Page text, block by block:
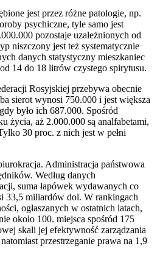
jest przez różne patologie, np.
psychiczne, tyle samo jest
pozostaje uzależnionych od
niszczony jest też systematycznie
danych statystyczny mieszkaniec
14 do 18 litrów czystego spirytusu.
Rosyjskiej przebywa obecnie
sierot wynosi 750.000 i jest większa
było ich 687.000. Spośród
życia, aż 2.000.000 są analfabetami,
30 proc. z nich jest w pełni
Administracja państwowa
Według danych
suma łapówek wydawanych co
33,5 miliardów dol. W rankingach
ogłaszanych w ostatnich latach,
około 100. miejsca spośród 175
skali jej efektywność zarządzania
przestrzeganie prawa na 1,9